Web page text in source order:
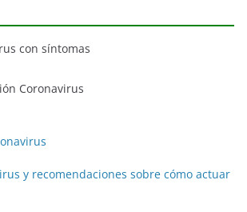
con síntomas
Coronavirus
y recomendaciones sobre cómo actuar